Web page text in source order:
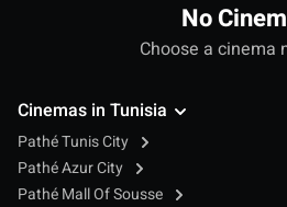
No
Choose a cinema
Cinemas in Tunisia
Pathé Tunis City
Pathé Azur City
Pathé Mall Of Sousse